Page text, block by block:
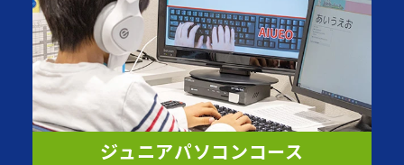
ジュニアパソコンコース